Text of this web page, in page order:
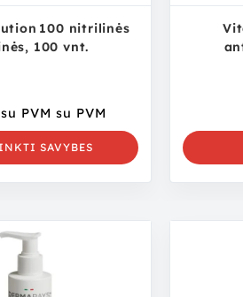
100 nitrilinės
100 vnt.
su PVM su PVM
SAVYBES